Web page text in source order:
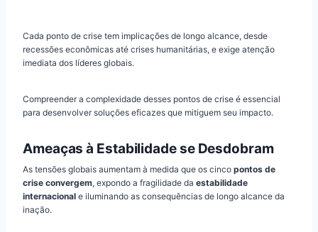
Cada ponto de crise tem implicações de longo alcance, desde
recessões econômicas até crises humanitárias, e exige atenção
imediata dos líderes globais.
Compreender a complexidade desses pontos de crise é essencial
para desenvolver soluções eficazes que mitiguem seu impacto.
Ameaças à Estabilidade se Desdobram
As tensões globais aumentam à medida que os cinco pontos de
crise convergem, expondo a fragilidade da estabilidade
internacional e iluminando as consequências de longo alcance da
inação.